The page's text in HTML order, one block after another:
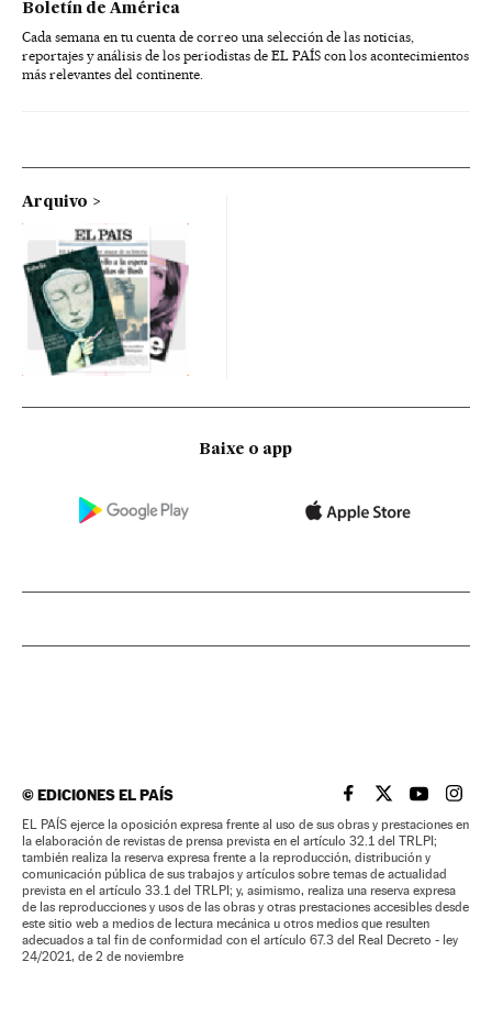
Boletín de América
Cada semana en tu cuenta de correo una selección de las noticias,
reportajes y análisis de los periodistas de EL PAÍS con los acontecimientos
más relevantes del continente.
Arquivo
Baixe o app
©EDICIONES EL PAÍS EL PAÍS BRASIL EN
EL PAÍSEL PAÍS
EL
EL PAÍS ejerce la oposición expresa frente al uso de sus obras y prestaciones en
la elaboración de revistas de prensa prevista en el artículo 32.1 del TRLPI;
también realiza la reserva expresa frente a la reproducción, distribución y
comunicación pública de sus trabajos y artículos sobre temas de actualidad
prevista en el artículo 33.1 del TRLPI; y, asimismo, realiza una reserva expresa
de las reproducciones y usos de las obras y otras prestaciones accesibles desde
este sitio web a medios de lectura mecánica u otros medios que resulten
adecuados a tal fin de conformidad con el artículo 67.3 del Real Decreto - ley
24/2021, de 2 de noviembre